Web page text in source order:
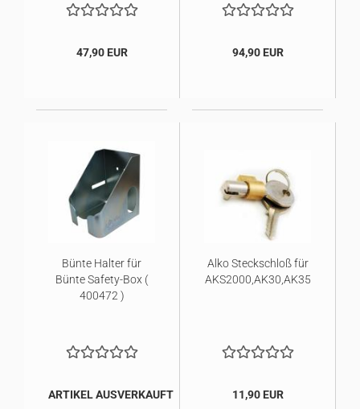
47,90 EUR 94,90 EUR
Bünte Halter für
Bünte Safety-Box (
400472 )
ARTIKEL AUSVERKAUFT
Alko Steckschloß für
AKS2000,AK30,AK35
11,90 EUR